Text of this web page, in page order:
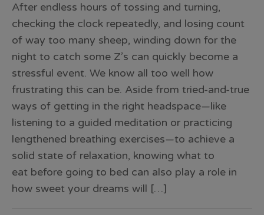
After endless hours of tossing and turning,
checking the clock repeatedly, and losing count
of way too many sheep, winding down for the
night to catch some Z’s can quickly become a
stressful event. We know all too well how
frustrating this can be. Aside from tried-and-true
ways of getting in the right headspace—like
listening to a guided meditation or practicing
lengthened breathing exercises—to achieve a
solid state of relaxation, knowing what to
eat before going to bed can also play a role in
how sweet your dreams will […]